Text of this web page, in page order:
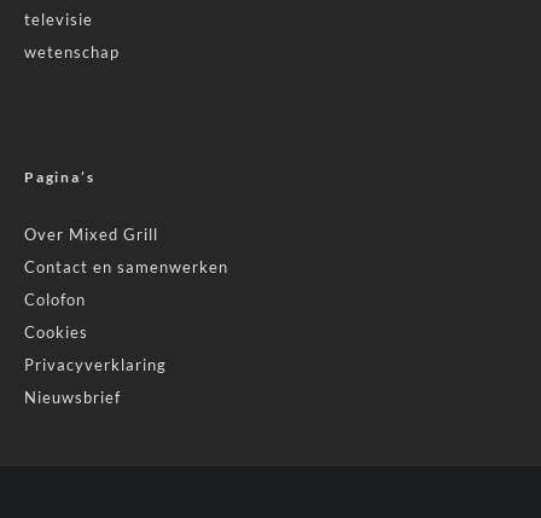
televisie
wetenschap
Pagina’s
Over Mixed Grill
Contact en samenwerken
Colofon
Cookies
Privacyverklaring
Nieuwsbrief